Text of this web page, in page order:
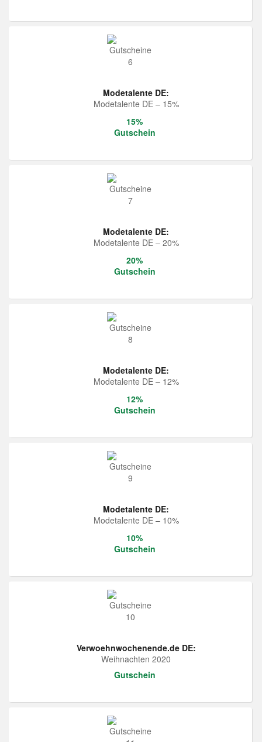
Modetalente DE:
Modetalente DE – 15%
15%
Gutschein
Modetalente DE:
Modetalente DE – 20%
20%
Gutschein
Modetalente DE:
Modetalente DE – 12%
12%
Gutschein
Modetalente DE:
Modetalente DE – 10%
10%
Gutschein
Verwoehnwochenende.de DE:
Weihnachten 2020
Gutschein